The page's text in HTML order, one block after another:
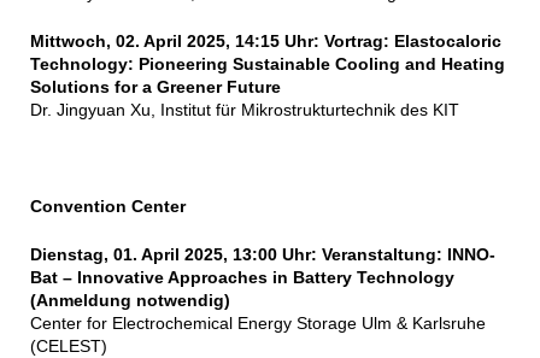
Mittwoch, 02. April 2025, 14:15 Uhr: Vortrag: Elastocaloric
Technology: Pioneering Sustainable Cooling and Heating
Solutions for a Greener Future
Dr. Jingyuan Xu, Institut für Mikrostrukturtechnik des KIT
Convention Center
Dienstag, 01. April 2025, 13:00 Uhr: Veranstaltung: INNO-
Bat – Innovative Approaches in Battery Technology
(Anmeldung notwendig)
Center for Electrochemical Energy Storage Ulm & Karlsruhe
(CELEST)